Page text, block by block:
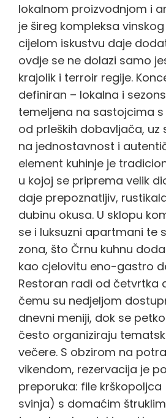
lokalnom proizvodnjom i
je šireg kompleksa
cijelom iskustvu daje
ovdje se ne dolazi samo
krajolik i terroir regije.
definiran – lokalna i
temeljena na sastojcima
od prleških dobavljača, uz
na jednostavnost i
element kuhinje je
u kojoj se priprema velik
daje prepoznatljiv,
dubinu okusa. U sklopu
se i luksuzni apartmani te
zona, što Črnu kuhnu
kao cjelovitu eno-gastro
Restoran radi od četvrtka
čemu su nedjeljom
dnevni meniji, dok se
često organiziraju
večere. S obzirom na
vikendom, rezervacija je
preporuka: file
svinja) s domaćim